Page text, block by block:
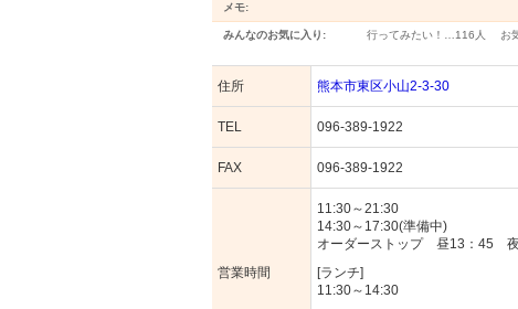
メモ:
みんなのお気に入り: 行ってみたい！… 116人 お
住所 熊本市東区小山2-3-30
TEL 096-389-1922
FAX 096-389-1922
営業時間
11:30～21:30
14:30～17:30(準備中)
オーダーストップ 昼13：45
[ランチ]
11:30～14:30